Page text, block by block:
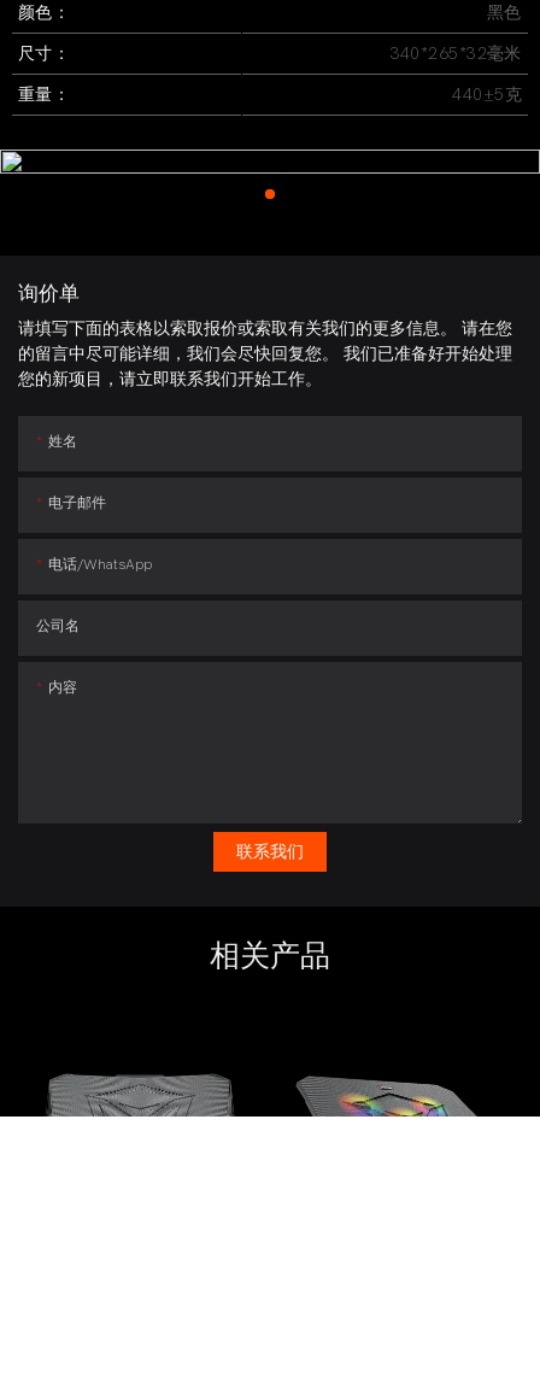
颜色：
黑色
尺寸：
340*265*32毫米
重量：
440±5克
询价单
请填写下面的表格以索取报价或索取有关我们的更多信息。 请在您
的留言中尽可能详细，我们会尽快回复您。 我们已准备好开始处理
您的新项目，请立即联系我们开始工作。
姓名
电子邮件
电话/whatsApp
公司名
内容
联系我们
相关产品